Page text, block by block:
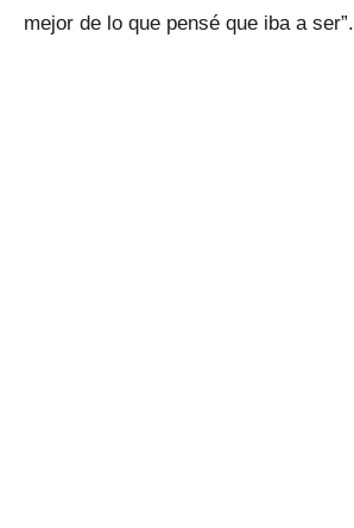
mejor de lo que pensé que iba a ser”.